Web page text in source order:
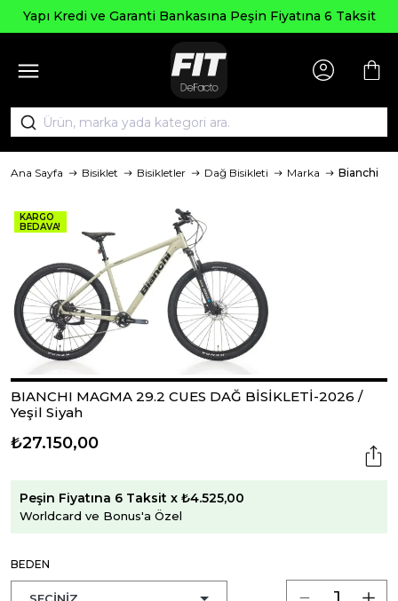
Yapı Kredi ve Garanti Bankasına Peşin Fiyatına 6 Taksit
Ana Sayfa Bisiklet Bisikletler Dağ Bisikleti Marka Bianchi
KARGO
BEDAVA!
BIANCHI MAGMA 29.2 CUES DAĞ BİSİKLETİ-2026 /
Yeşil Siyah
₺27.150,00
Peşin Fiyatına 6 Taksit x ₺4.525,00
Worldcard ve Bonus'a Özel
BEDEN